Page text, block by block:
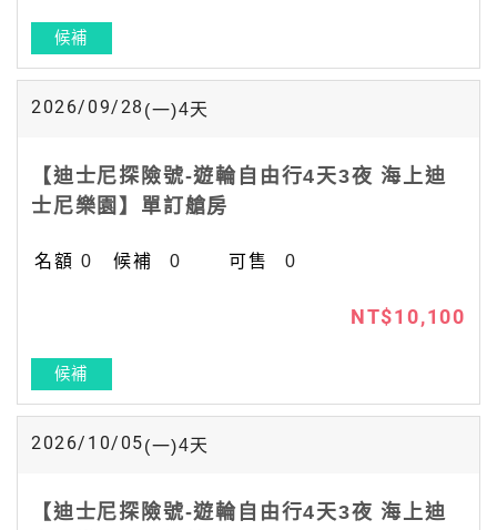
候補
2026/09/28 (一)4天
【迪士尼探險號-遊輪自由行4天3夜 海上迪
士尼樂園】單訂艙房
0 0 0
NT$10,100
候補
2026/10/05(一)4天
【迪士尼探險號-遊輪自由行4天3夜 海上迪